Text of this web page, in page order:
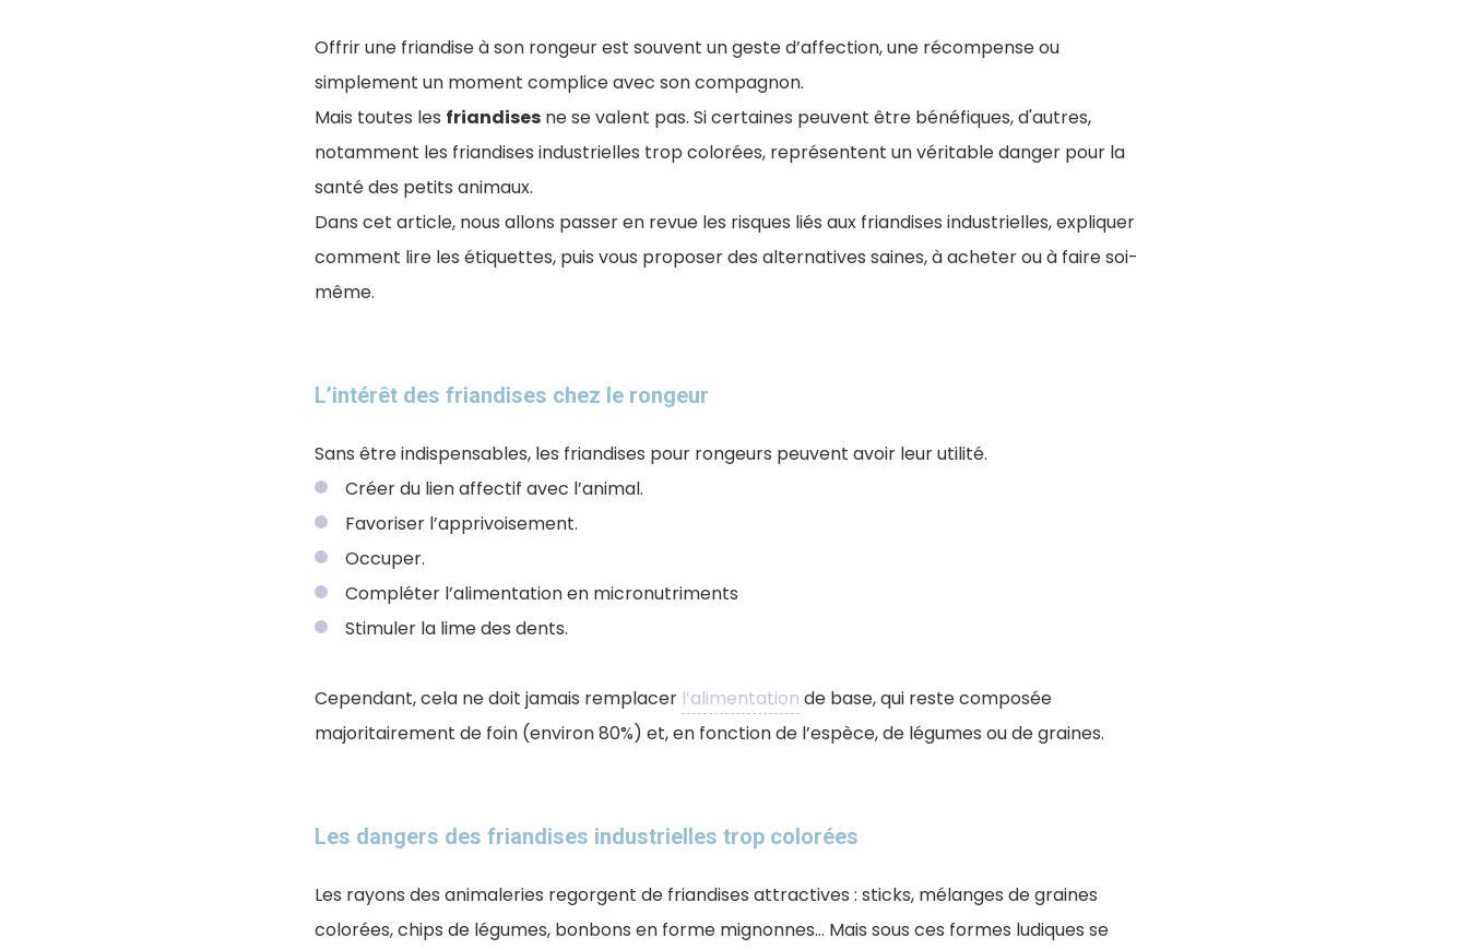
Offrir une friandise à son rongeur est souvent un geste d’affection, une récompense ou
simplement un moment complice avec son compagnon.
Mais toutes les friandises ne se valent pas. Si certaines peuvent être bénéfiques, d'autres,
notamment les friandises industrielles trop colorées, représentent un véritable danger pour la
santé des petits animaux.
Dans cet article, nous allons passer en revue les risques liés aux friandises industrielles, expliquer
comment lire les étiquettes, puis vous proposer des alternatives saines, à acheter ou à faire soi-
même.
L’intérêt des friandises chez le rongeur
Sans être indispensables, les friandises pour rongeurs peuvent avoir leur utilité.
Créer du lien affectif avec l’animal.
Favoriser l’apprivoisement.
Occuper.
Compléter l’alimentation en micronutriments
Stimuler la lime des dents.
Cependant, cela ne doit jamais remplacer l’alimentation de base, qui reste composée
majoritairement de foin (environ 80%) et, en fonction de l’espèce, de légumes ou de graines.
Les dangers des friandises industrielles trop colorées
Les rayons des animaleries regorgent de friandises attractives : sticks, mélanges de graines
colorées, chips de légumes, bonbons en forme mignonnes... Mais sous ces formes ludiques se